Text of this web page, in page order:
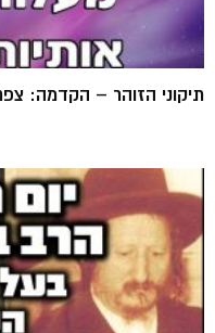
תיקוני הזוהר – הקדמה: